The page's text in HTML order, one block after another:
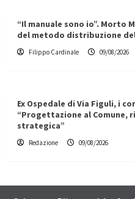
“Il manuale sono io”. Morto
del metodo distribuzione
Filippo Cardinale 09/08/2026
Ex Ospedale di Via Figuli, i
“Progettazione al Comune,
strategica”
Redazione 09/08/2026